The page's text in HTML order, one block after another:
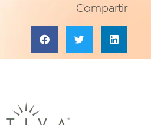
Compartir